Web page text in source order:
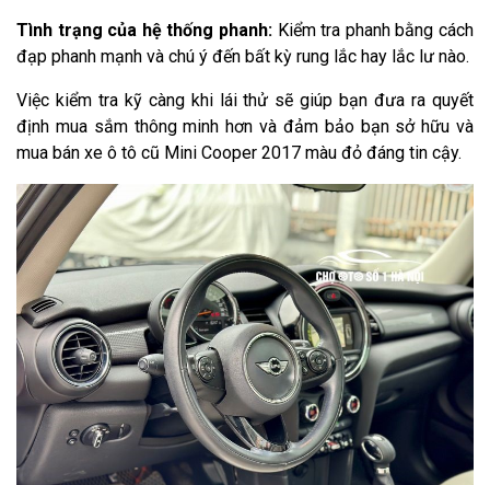
Tình trạng của hệ thống phanh: Kiểm tra phanh bằng cách
đạp phanh mạnh và chú ý đến bất kỳ rung lắc hay lắc lư nào.
Việc kiểm tra kỹ càng khi lái thử sẽ giúp bạn đưa ra quyết
định mua sắm thông minh hơn và đảm bảo bạn sở hữu và
mua bán xe ô tô cũ Mini Cooper 2017 màu đỏ đáng tin cậy.